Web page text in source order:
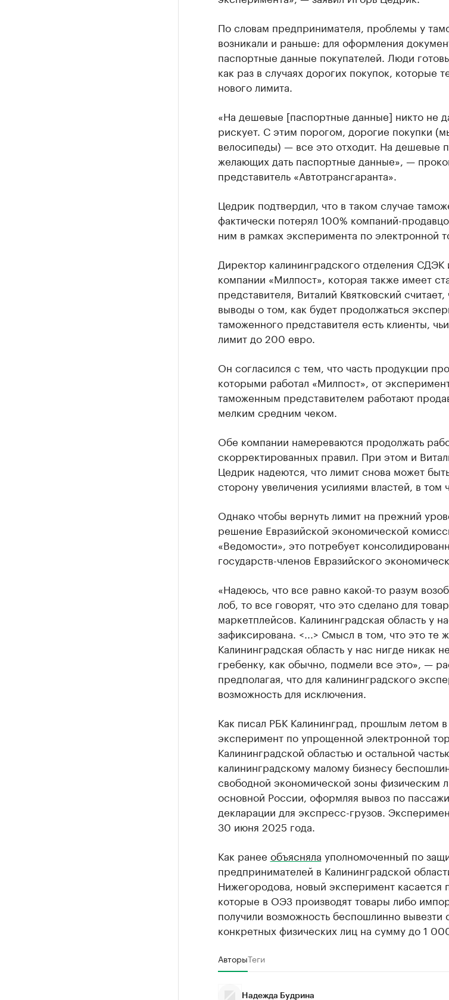
По словам предпринимателя, проблемы у
возникали и раньше: для оформления
паспортные данные покупателей. Люди
как раз в случаях дорогих покупок, которые
нового лимита.
«На дешевые [паспортные данные] никто не
рискует. С этим порогом, дорогие покупки
велосипеды) — все это отходит. На дешевые
желающих дать паспортные данные», —
представитель «Автотрансгаранта».
Цедрик подтвердил, что в таком случае
фактически потерял 100% компаний-
ним в рамках эксперимента по электронной
Директор калининградского отделения СДЭК
компании «Милпост», которая также имеет
представителя, Виталий Квятковский
выводы о том, как будет продолжаться
таможенного представителя есть клиенты,
лимит до 200 евро.
Он согласился с тем, что часть продукции
которыми работал «Милпост», от
таможенным представителем работают
мелким средним чеком.
Обе компании намереваются продолжать
скорректированных правил. При этом и
Цедрик надеются, что лимит снова может
сторону увеличения усилиями властей, в том
Однако чтобы вернуть лимит на прежний
решение Евразийской экономической
«Ведомости», это потребует
государств-членов Евразийского
«Надеюсь, что все равно какой-то разум
лоб, то все говорят, что это сделано для
маркетплейсов. Калининградская область у
зафиксирована. <...> Смысл в том, что это те
Калининградская область у нас нигде никак
гребенку, как обычно, подмели все это», —
предполагая, что для калининградского
возможность для исключения.
Как писал РБК Калининград, прошлым летом
эксперимент по упрощенной электронной
Калининградской областью и остальной
калининградскому малому бизнесу
свободной экономической зоны физическим
основной России, оформляя вывоз по
декларации для экспресс-грузов.
30 июня 2025 года.
Как ранее объясняла уполномоченный по
предпринимателей в Калининградской
Нижегородова, новый эксперимент касается
которые в ОЭЗ производят товары либо
получили возможность беспошлинно вывезти
конкретных физических лиц на сумму до 1
АвторыТеги
Надежда Будрина